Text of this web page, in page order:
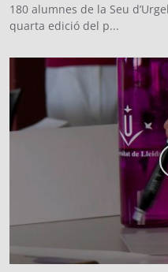
180 alumnes de la Seu
quarta edició del p...